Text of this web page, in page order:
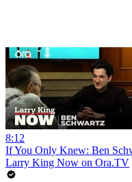
8:12
If You Only Knew: Ben
Larry King Now on Ora.TV